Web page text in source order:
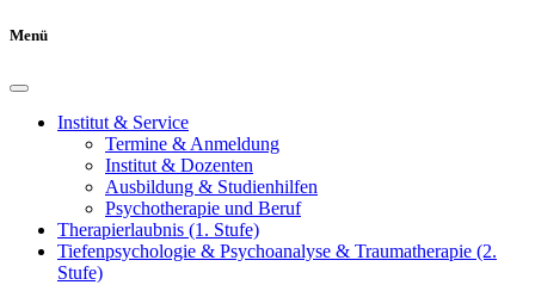
Menü
Institut & Service
Termine & Anmeldung
Institut & Dozenten
Ausbildung & Studienhilfen
Psychotherapie und Beruf
Therapierlaubnis (1. Stufe)
Tiefenpsychologie & Psychoanalyse & Traumatherapie (2.
Stufe)